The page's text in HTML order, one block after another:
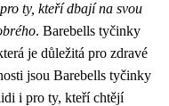
ty, kteří dbají na svou
. Barebells tyčinky
je důležitá pro zdravé
jsou Barebells tyčinky
i pro ty, kteří chtějí